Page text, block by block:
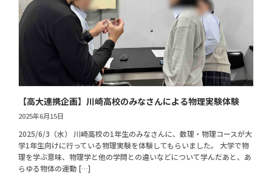
【高大連携企画】川崎高校のみなさんによる物理実験体験
2025年6月15日
2025/6/3（水） 川崎高校の1年生のみなさんに、数理・物理コースが大
学1年生向けに行っている物理実験を体験してもらいました。 大学で物
理を学ぶ意味、物理学と他の学問との違いなどについて学んだあと、あ
らゆる物体の運動 […]